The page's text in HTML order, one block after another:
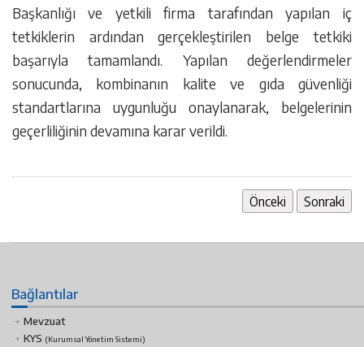
Başkanlığı ve yetkili firma tarafından yapılan iç
tetkiklerin ardından gerçekleştirilen belge tetkiki
başarıyla tamamlandı. Yapılan değerlendirmeler
sonucunda, kombinanın kalite ve gıda güvenliği
standartlarına uygunluğu onaylanarak, belgelerinin
geçerliliğinin devamına karar verildi.
Önceki Sonraki
Bağlantılar
Mevzuat
KYS (Kurumsal Yönetim Sistemi)